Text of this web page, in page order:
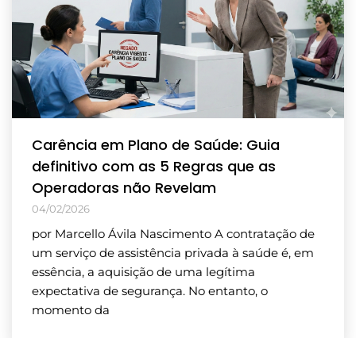
Carência em Plano de Saúde: Guia
definitivo com as 5 Regras que as
Operadoras não Revelam
04/02/2026
por Marcello Ávila Nascimento A contratação de
um serviço de assistência privada à saúde é, em
essência, a aquisição de uma legítima
expectativa de segurança. No entanto, o
momento da